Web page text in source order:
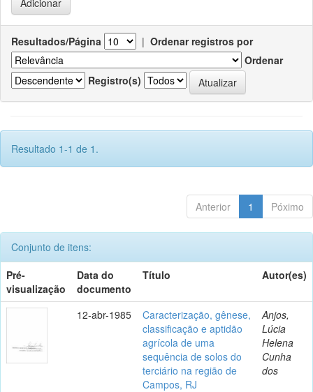
Resultados/Página | Ordenar registros por
Ordenar
Registro(s)
Resultado 1-1 de 1.
Anterior 1 Póximo
Conjunto de itens:
Pré-
visualização
Data do
documento
Título Autor(es)
12-abr-1985
Caracterização, gênese,
classificação e aptidão
agrícola de uma
sequência de solos do
terciário na região de
Campos, RJ
Anjos,
Lúcia
Helena
Cunha
dos